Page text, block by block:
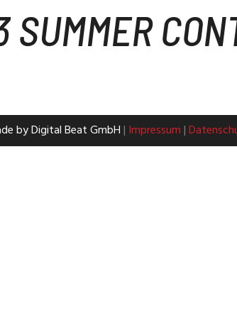
SUMMER
by Digital Beat GmbH| Impressum|